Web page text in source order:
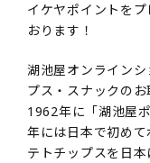
イケヤポイントを
おります！
湖池屋オンライン
プス・スナックのお
1962年に「湖池屋
年には日本で初め
テトチップスを日